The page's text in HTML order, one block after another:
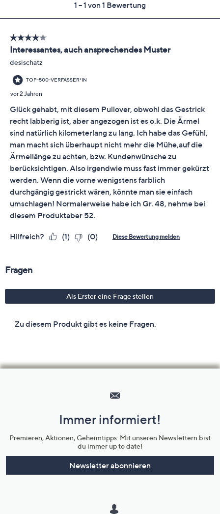
Unternehmensinformationen
Immer informiert!
Premieren, Aktionen, Geheimtipps: Mit unseren Newslettern bist
du immer up to date!
Newsletter abonnieren